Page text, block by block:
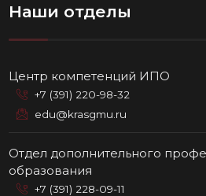
Наши отделы
Центр компетенций ИПО
+7 (391) 220-98-32
edu@krasgmu.ru
Отдел дополнительного
образования
+7 (391) 228-09-11